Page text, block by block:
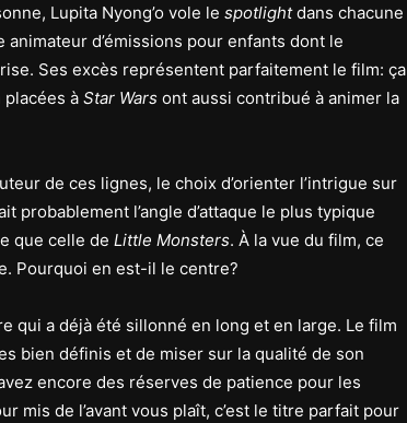
Lupita Nyong’o vole le spotlightdans chacune
d’émissions pour enfants dont le
Ses excès représentent parfaitement le film: ça
à Star Wars ont aussi contribué à animer la
de ces lignes, le choix d’orienter l’intrigue sur
probablement l’angle d’attaque le plus typique
que celle de Little Monsters. À la vue du film, ce
Pourquoi en est-il le centre?
qui a déjà été sillonné en long et en large. Le film
bien définis et de miser sur la qualité de son
encore des réserves de patience pour les
mis de l’avant vous plaît, c’est le titre parfait pour